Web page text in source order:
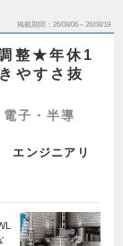
掲載期間 26/08/06～26/08/19
整★年休1
やすさ抜
子・半導
エンジニアリ